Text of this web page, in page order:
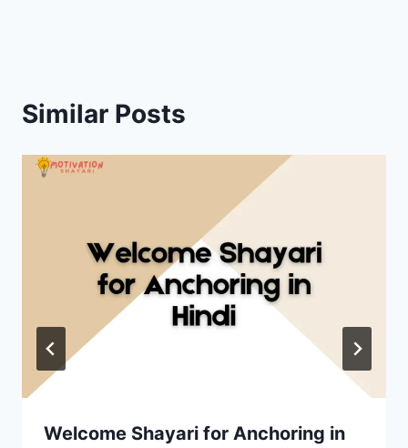
Similar Posts
Welcome Shayari for Anchoring in